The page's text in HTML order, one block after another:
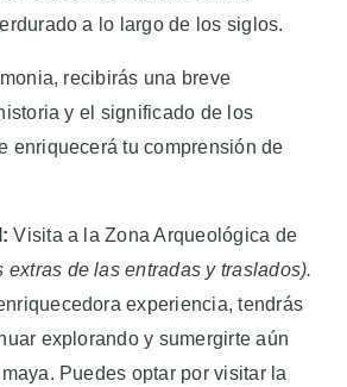
a lo largo de los siglos.
recibirás una breve
y el significado de los
enriquecerá tu comprensión de
Visita a la Zona Arqueológica de
extras de las entradas y traslados).
experiencia, tendrás
explorando y sumergirte aún
Puedes optar por visitar la